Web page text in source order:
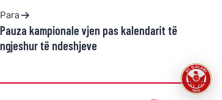
Para
Pauza kampionale vjen pas kalendarit të
ngjeshur të ndeshjeve